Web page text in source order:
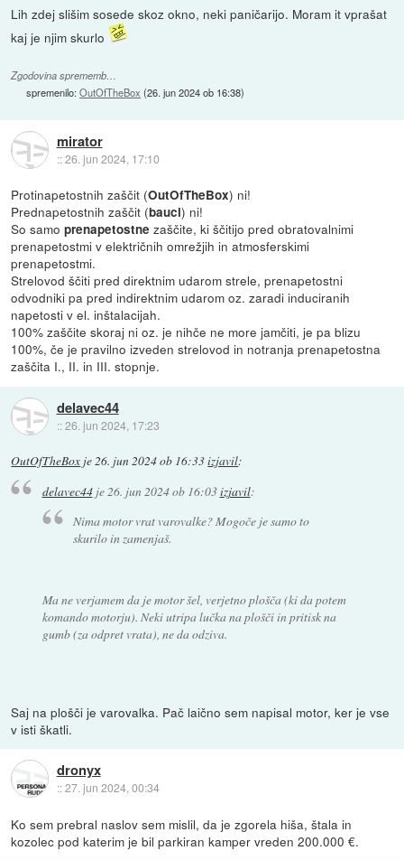
Lih zdej slišim sosede skoz okno, neki paničarijo. Moram it vprašat
kaj je njim skurlo
Zgodovina sprememb…
spremenilo:OutOfTheBox (26. jun 2024 ob 16:38)
mirator
::26. jun 2024, 17:10
Protinapetostnih zaščit (OutOfTheBox) ni!
Prednapetostnih zaščit (bauci) ni!
So samoprenapetostne zaščite, ki ščitijo pred obratovalnimi
prenapetostmi v električnih omrežjih in atmosferskimi
prenapetostmi.
Strelovod ščiti pred direktnim udarom strele, prenapetostni
odvodniki pa pred indirektnim udarom oz. zaradi induciranih
napetosti v el. inštalacijah.
100% zaščite skoraj ni oz. je nihče ne more jamčiti, je pa blizu
100%, če je pravilno izveden strelovod in notranja prenapetostna
zaščita I., II. in III. stopnje.
delavec44
::26. jun 2024, 17:23
OutOfTheBox je26. jun 2024 ob 16:33izjavil:
delavec44je26. jun 2024 ob 16:03izjavil:
Nima motor vrat varovalke? Mogoče je samo to
skurilo in zamenjaš.
Ma ne verjamem da je motor šel, verjetno plošča (ki da potem
komando motorju). Neki utripa lučka na plošči in pritisk na
gumb (za odpret vrata), ne da odziva.
Saj na plošči je varovalka. Pač laično sem napisal motor, ker je vse
v isti škatli.
dronyx
::27. jun 2024, 00:34
Ko sem prebral naslov sem mislil, da je zgorela hiša, štala in
kozolec pod katerim je bil parkiran kamper vreden 200.000 €.